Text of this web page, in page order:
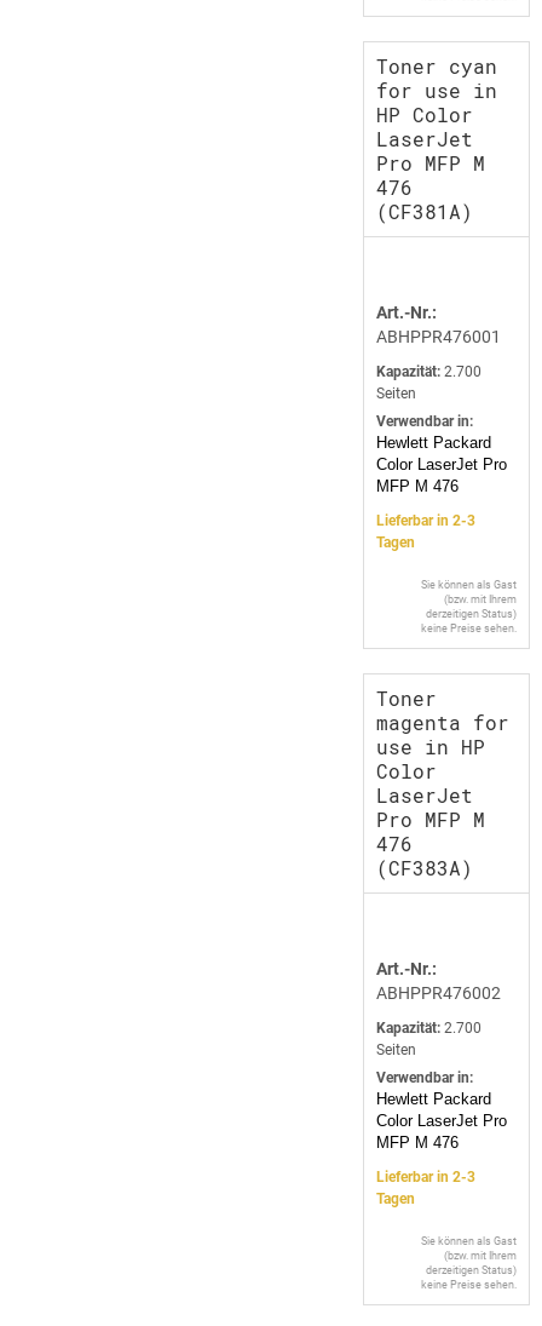
Toner cyan
for use in
HP Color
LaserJet
Pro MFP M
476
(CF381A)
Art.-Nr.:
ABHPPR476001
Kapazität: 2.700
Seiten
Verwendbar in:
Hewlett Packard
Color LaserJet Pro
MFP M 476
Lieferbar in 2-3
Tagen
Sie können als Gast
(bzw. mit Ihrem
derzeitigen Status)
keine Preise sehen.
Toner
magenta for
use in HP
Color
LaserJet
Pro MFP M
476
(CF383A)
Art.-Nr.:
ABHPPR476002
Kapazität: 2.700
Seiten
Verwendbar in:
Hewlett Packard
Color LaserJet Pro
MFP M 476
Lieferbar in 2-3
Tagen
Sie können als Gast
(bzw. mit Ihrem
derzeitigen Status)
keine Preise sehen.